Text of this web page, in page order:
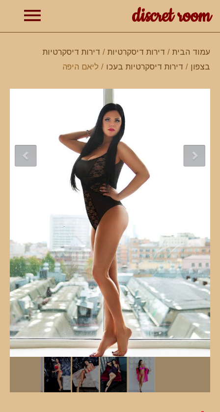
discret room
עמוד הבית / דירות דיסקרטיות / דירות דיסקרטיות
בצפון / דירות דיסקרטיות בעכו / ליאם היפה